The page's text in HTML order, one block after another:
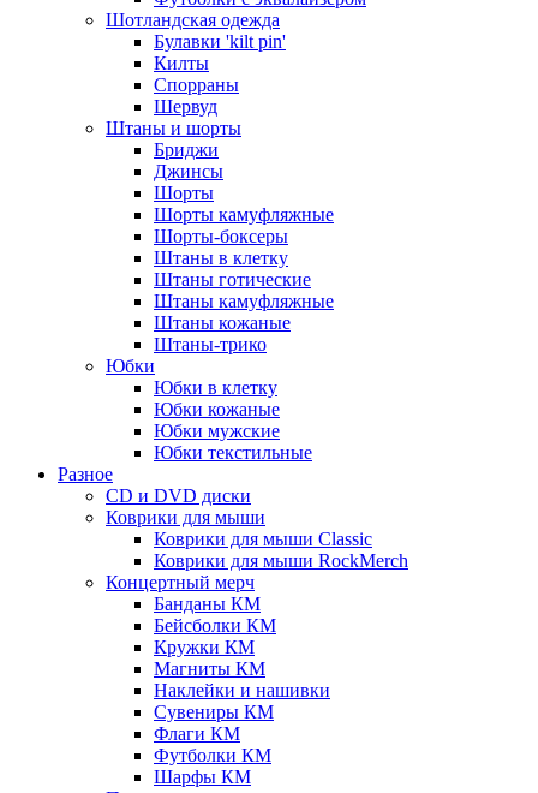
Шотландская одежда
Булавки 'kilt pin'
Килты
Спорраны
Шервуд
Штаны и шорты
Бриджи
Джинсы
Шорты
Шорты камуфляжные
Шорты-боксеры
Штаны в клетку
Штаны готические
Штаны камуфляжные
Штаны кожаные
Штаны-трико
Юбки
Юбки в клетку
Юбки кожаные
Юбки мужские
Юбки текстильные
Разное
CD и DVD диски
Коврики для мыши
Коврики для мыши Classic
Коврики для мыши RockMerch
Концертный мерч
Банданы КМ
Бейсболки КМ
Кружки КМ
Магниты КМ
Наклейки и нашивки
Сувениры КМ
Флаги КМ
Футболки КМ
Шарфы КМ